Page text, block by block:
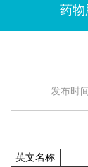
药物
发布时
英文名称